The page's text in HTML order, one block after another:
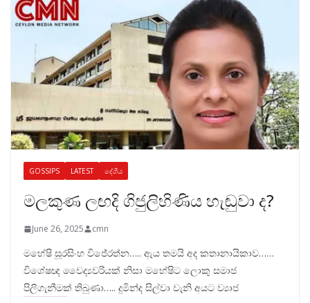
GOSSIPS LATEST දේශීය
මලකුණ ලඟදි ගිජුලිහිණිය හැඬුවා ද?
June 26, 2025 cmn
මහේෂි සූරසිංහ විජේරත්න….. ඇය තමයි අද කතානායිකාව……
විශේෂඥ වෛද්‍යවරියක් නිසා මහේෂිට ලොකු සමාජ
පිලිගැනීමක් තිබුණා….. දුමින්ද සිල්වා වැනි අයට ව්‍යාජ